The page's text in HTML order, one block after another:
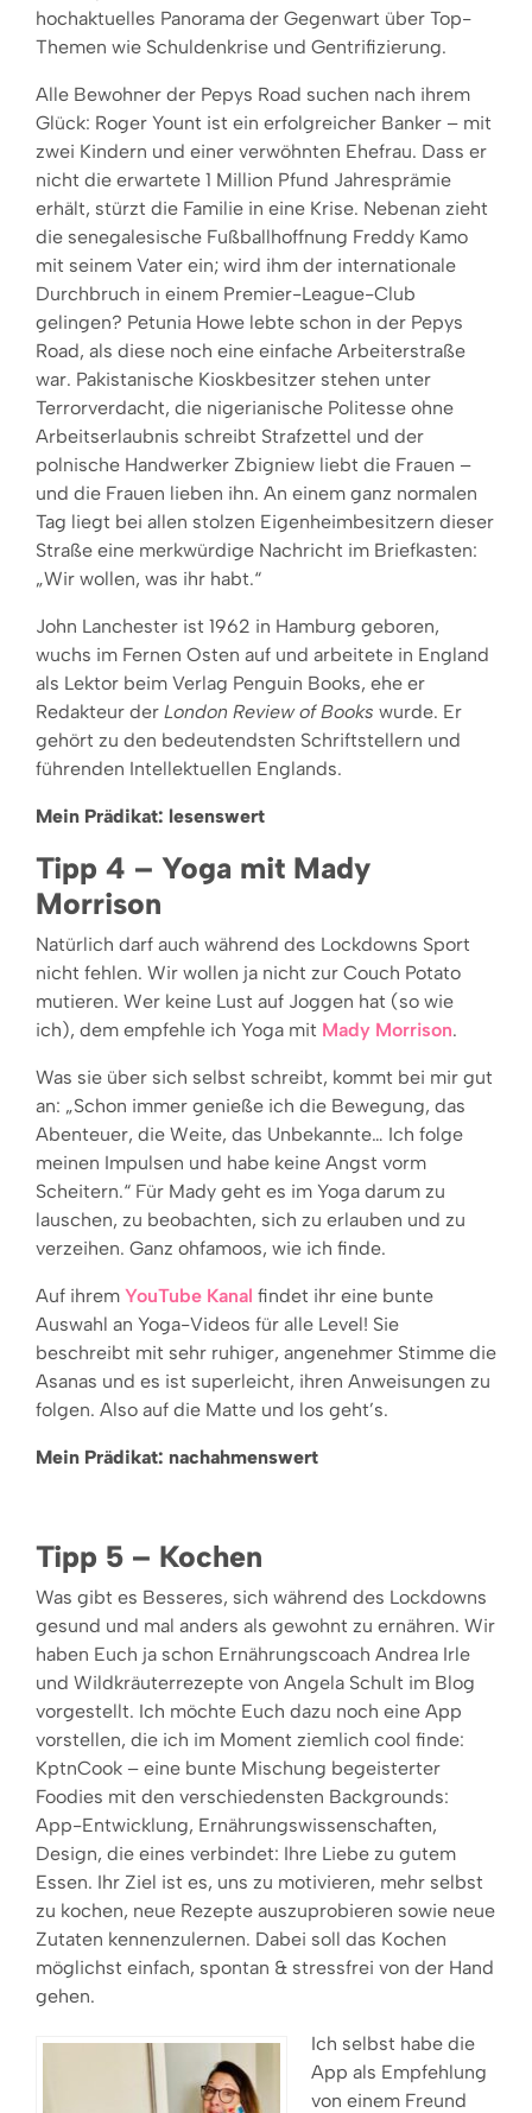
hochaktuelles Panorama der Gegenwart über Top-
Themen wie Schuldenkrise und Gentrifizierung.
Alle Bewohner der Pepys Road suchen nach ihrem
Glück: Roger Yount ist ein erfolgreicher Banker – mit
zwei Kindern und einer verwöhnten Ehefrau. Dass er
nicht die erwartete 1 Million Pfund Jahresprämie
erhält, stürzt die Familie in eine Krise. Nebenan zieht
die senegalesische Fußballhoffnung Freddy Kamo
mit seinem Vater ein; wird ihm der internationale
Durchbruch in einem Premier-League-Club
gelingen? Petunia Howe lebte schon in der Pepys
Road, als diese noch eine einfache Arbeiterstraße
war. Pakistanische Kioskbesitzer stehen unter
Terrorverdacht, die nigerianische Politesse ohne
Arbeitserlaubnis schreibt Strafzettel und der
polnische Handwerker Zbigniew liebt die Frauen –
und die Frauen lieben ihn. An einem ganz normalen
Tag liegt bei allen stolzen Eigenheimbesitzern dieser
Straße eine merkwürdige Nachricht im Briefkasten:
„Wir wollen, was ihr habt.“
John Lanchester ist 1962 in Hamburg geboren,
wuchs im Fernen Osten auf und arbeitete in England
als Lektor beim Verlag Penguin Books, ehe er
Redakteur der London Review of Books wurde. Er
gehört zu den bedeutendsten Schriftstellern und
führenden Intellektuellen Englands.
Mein Prädikat: lesenswert
Tipp 4 – Yoga mit Mady
Morrison
Natürlich darf auch während des Lockdowns Sport
nicht fehlen. Wir wollen ja nicht zur Couch Potato
mutieren. Wer keine Lust auf Joggen hat (so wie
ich), dem empfehle ich Yoga mit Mady Morrison.
Was sie über sich selbst schreibt, kommt bei mir gut
an: „Schon immer genieße ich die Bewegung, das
Abenteuer, die Weite, das Unbekannte… Ich folge
meinen Impulsen und habe keine Angst vorm
Scheitern.“ Für Mady geht es im Yoga darum zu
lauschen, zu beobachten, sich zu erlauben und zu
verzeihen. Ganz ohfamoos, wie ich finde.
Auf ihrem YouTube Kanal findet ihr eine bunte
Auswahl an Yoga-Videos für alle Level! Sie
beschreibt mit sehr ruhiger, angenehmer Stimme die
Asanas und es ist superleicht, ihren Anweisungen zu
folgen. Also auf die Matte und los geht’s.
Mein Prädikat: nachahmenswert
Tipp 5 – Kochen
Was gibt es Besseres, sich während des Lockdowns
gesund und mal anders als gewohnt zu ernähren. Wir
haben Euch ja schon Ernährungscoach Andrea Irle
und Wildkräuterrezepte von Angela Schult im Blog
vorgestellt. Ich möchte Euch dazu noch eine App
vorstellen, die ich im Moment ziemlich cool finde:
KptnCook – eine bunte Mischung begeisterter
Foodies mit den verschiedensten Backgrounds:
App-Entwicklung, Ernährungswissenschaften,
Design, die eines verbindet: Ihre Liebe zu gutem
Essen. Ihr Ziel ist es, uns zu motivieren, mehr selbst
zu kochen, neue Rezepte auszuprobieren sowie neue
Zutaten kennenzulernen. Dabei soll das Kochen
möglichst einfach, spontan & stressfrei von der Hand
gehen.
Ich selbst habe die
App als Empfehlung
von einem Freund